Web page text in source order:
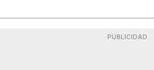
PUBLICIDAD